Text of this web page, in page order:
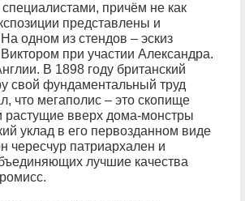
причём не как
представлены и
одном из стендов – эскиз
при участии Александра.
В 1898 году британский
свой фундаментальный труд
что мегаполис – это скопище
растущие вверх дома-монстры
уклад в его первозданном виде
чересчур патриархален и
лучшие качества